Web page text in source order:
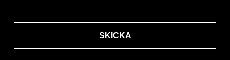
SKICKA